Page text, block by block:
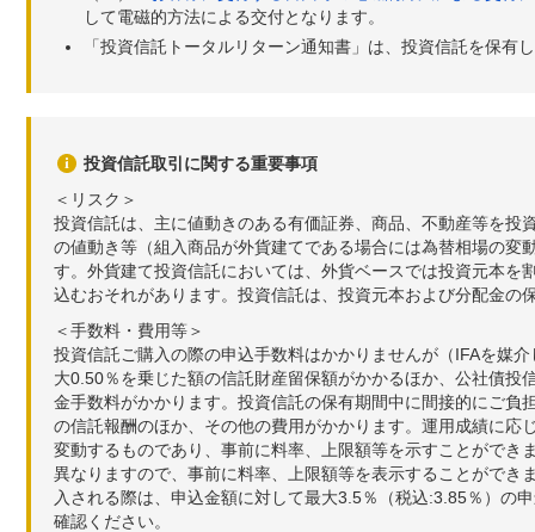
して電磁的方法による交付となります。
「投資信託トータルリターン通知書」は、投資信託を保有
投資信託取引に関する重要事項
＜リスク＞
投資信託は、主に値動きのある有価証券、商品、不動産等を
の値動き等（組入商品が外貨建てである場合には為替相場の
す。外貨建て投資信託においては、外貨ベースでは投資元本
込むおそれがあります。投資信託は、投資元本および分配金の
＜手数料・費用等＞
投資信託ご購入の際の申込手数料はかかりませんが（IFAを媒
大0.50％を乗じた額の信託財産留保額がかかるほか、公社債
金手数料がかかります。投資信託の保有期間中に間接的にご
の信託報酬のほか、その他の費用がかかります。運用成績に
変動するものであり、事前に料率、上限額等を示すことがで
異なりますので、事前に料率、上限額等を表示することがで
入される際は、申込金額に対して最大3.5％（税込:3.85％）の
確認ください。